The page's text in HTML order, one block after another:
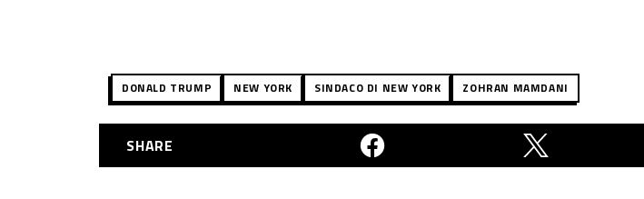
DONALD TRUMP NEW YORK SINDACO DI NEW YORK ZOHRAN MAMDANI
SHARE